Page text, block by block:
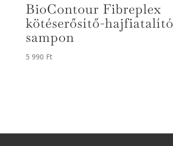
BioContour Fibreplex
kötéserősítő-hajfiatalító
sampon
5 990 Ft